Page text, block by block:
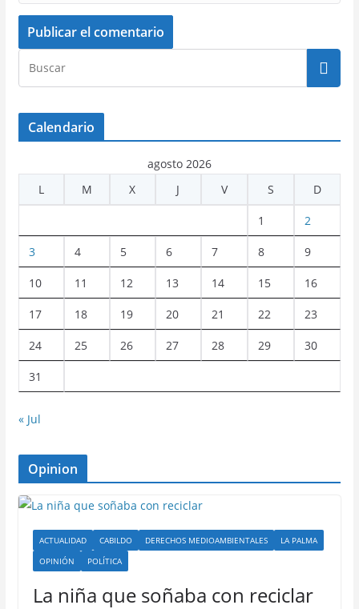
Calendario
agosto 2026
L
M X J V S D
1 2
3 4 5 6 7 8 9
10 11 12 13 14 15 16
17 18 19 20 21 22 23
24 25 26 27 28 29 30
31
« Jul
Opinion
ACTUALIDAD CABILDO DERECHOS MEDIOAMBIENTALES
LA PALMA
OPINIÓN
POLÍTICA
La niña que soñaba con reciclar